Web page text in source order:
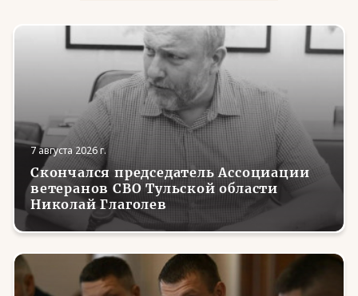
7 августа 2026 г.
Скончался председатель Ассоциации
ветеранов СВО Тульской области
Николай Глаголев